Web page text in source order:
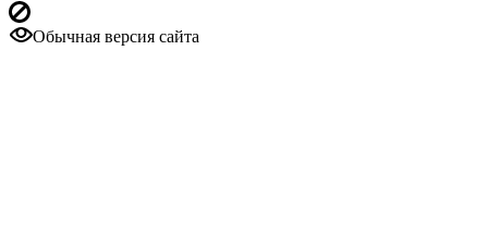
Обычная версия сайта